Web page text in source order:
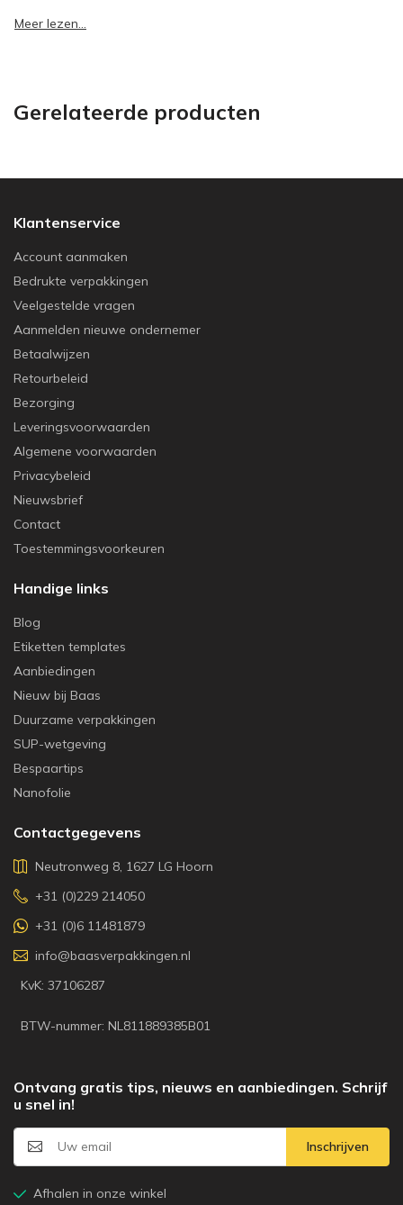
Meer lezen...
Gerelateerde producten
Klantenservice
Account aanmaken
Bedrukte verpakkingen
Veelgestelde vragen
Aanmelden nieuwe ondernemer
Betaalwijzen
Retourbeleid
Bezorging
Leveringsvoorwaarden
Algemene voorwaarden
Privacybeleid
Nieuwsbrief
Contact
Toestemmingsvoorkeuren
Handige links
Blog
Etiketten templates
Aanbiedingen
Nieuw bij Baas
Duurzame verpakkingen
SUP-wetgeving
Bespaartips
Nanofolie
Contactgegevens
Neutronweg 8, 1627 LG Hoorn
+31 (0)229 214050
+31 (0)6 11481879
info@baasverpakkingen.nl
KvK: 37106287
BTW-nummer: NL811889385B01
Ontvang gratis tips, nieuws en aanbiedingen. Schrijf
u snel in!
Inschrijven
Afhalen in onze winkel